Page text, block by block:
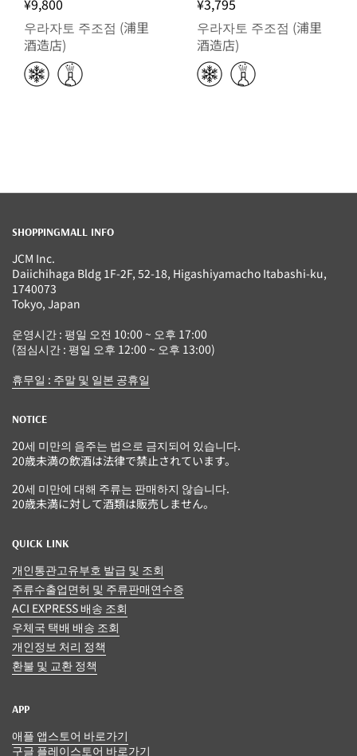
¥9,800
우라자토 주조점 (浦里
酒造店)
¥3,795
우라자토 주조점 (浦里
酒造店)
SHOPPINGMALL INFO
JCM Inc.
Daiichihaga Bldg 1F-2F, 52-18, Higashiyamacho Itabashi-ku,
1740073
Tokyo, Japan
운영시간 : 평일 오전 10:00 ~ 오후 17:00
(점심시간 : 평일 오후 12:00 ~ 오후 13:00)
휴무일 : 주말 및 일본 공휴일
NOTICE
20세 미만의 음주는 법으로 금지되어 있습니다.
20歳未満の飲酒は法律で禁止されています。
20세 미만에 대해 주류는 판매하지 않습니다.
20歳未満に対して酒類は販売しません。
QUICK LINK
개인통관고유부호 발급 및 조회
주류수출업면허 및 주류판매연수증
ACI EXPRESS 배송 조회
우체국 택배 배송 조회
개인정보 처리 정책
환불 및 교환 정책
APP
애플 앱스토어 바로가기
구글 플레이스토어 바로가기